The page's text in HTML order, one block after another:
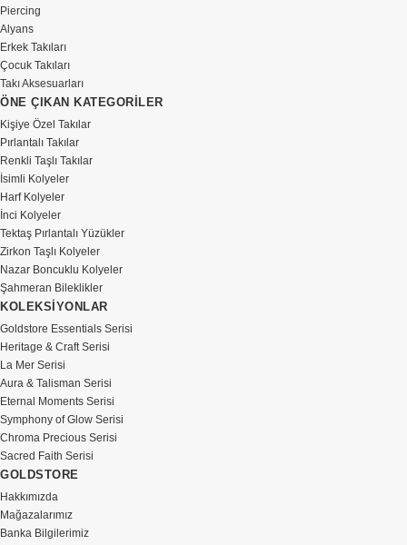
Piercing
Alyans
Erkek Takıları
Çocuk Takıları
Takı Aksesuarları
ÖNE ÇIKAN KATEGORİLER
Kişiye Özel Takılar
Pırlantalı Takılar
Renkli Taşlı Takılar
İsimli Kolyeler
Harf Kolyeler
İnci Kolyeler
Tektaş Pırlantalı Yüzükler
Zirkon Taşlı Kolyeler
Nazar Boncuklu Kolyeler
Şahmeran Bileklikler
KOLEKSİYONLAR
Goldstore Essentials Serisi
Heritage & Craft Serisi
La Mer Serisi
Aura & Talisman Serisi
Eternal Moments Serisi
Symphony of Glow Serisi
Chroma Precious Serisi
Sacred Faith Serisi
GOLDSTORE
Hakkımızda
Mağazalarımız
Banka Bilgilerimiz